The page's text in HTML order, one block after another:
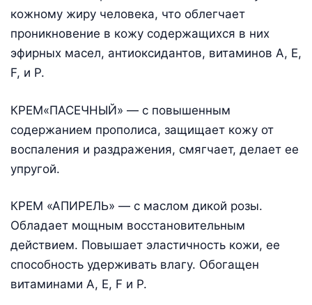
кожному жиру человека, что облегчает
проникновение в кожу содержащихся в них
эфирных масел, антиоксидантов, витаминов А, Е,
F, и Р.
КРЕМ«ПАСЕЧНЫЙ» — с повышенным
содержанием прополиса, защищает кожу от
воспаления и раздражения, смягчает, делает ее
упругой.
КРЕМ «АПИРЕЛЬ» — с маслом дикой розы.
Обладает мощным восстановительным
действием. Повышает эластичность кожи, ее
способность удерживать влагу. Обогащен
витаминами А, Е, F и Р.